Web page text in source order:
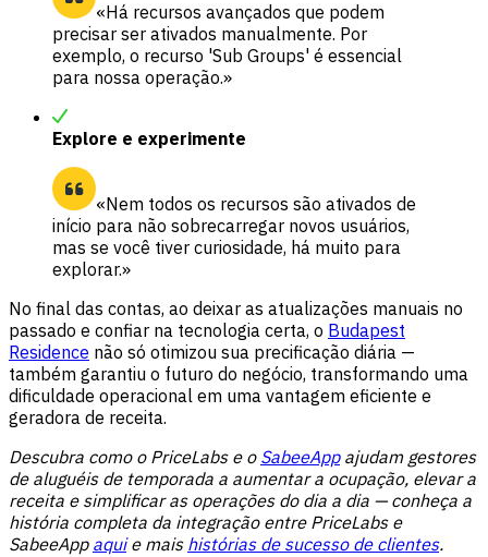
«Há recursos avançados que podem
precisar ser ativados manualmente. Por
exemplo, o recurso 'Sub Groups' é essencial
para nossa operação.»
Explore e experimente
«Nem todos os recursos são ativados de
início para não sobrecarregar novos usuários,
mas se você tiver curiosidade, há muito para
explorar.»
No final das contas, ao deixar as atualizações manuais no
passado e confiar na tecnologia certa, o Budapest
Residence não só otimizou sua precificação diária —
também garantiu o futuro do negócio, transformando uma
dificuldade operacional em uma vantagem eficiente e
geradora de receita.
Descubra como o PriceLabs e o SabeeApp ajudam gestores
de aluguéis de temporada a aumentar a ocupação, elevar a
receita e simplificar as operações do dia a dia — conheça a
história completa da integração entre PriceLabs e
SabeeApp aqui e mais histórias de sucesso de clientes.